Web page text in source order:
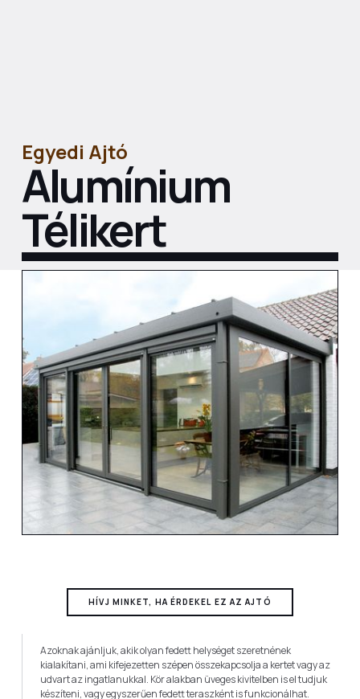
Egyedi Ajtó
Alumínium
Télikert
HÍVJ MINKET, HA ÉRDEKEL EZ AZ AJTÓ
Azoknak ajánljuk, akik olyan fedett helységet szeretnének
kialakítani, ami kifejezetten szépen összekapcsolja a kertet vagy az
udvart az ingatlanukkal. Kör alakban üveges kivitelben is el tudjuk
készíteni, vagy egyszerűen fedett teraszként is funkcionálhat.